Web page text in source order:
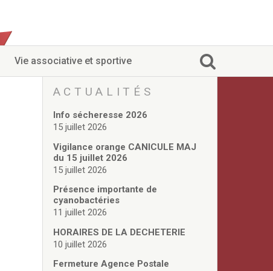
Vie associative et sportive
ACTUALITÉS
Info sécheresse 2026
15 juillet 2026
Vigilance orange CANICULE MAJ
du 15 juillet 2026
15 juillet 2026
Présence importante de
cyanobactéries
11 juillet 2026
HORAIRES DE LA DECHETERIE
10 juillet 2026
Fermeture Agence Postale